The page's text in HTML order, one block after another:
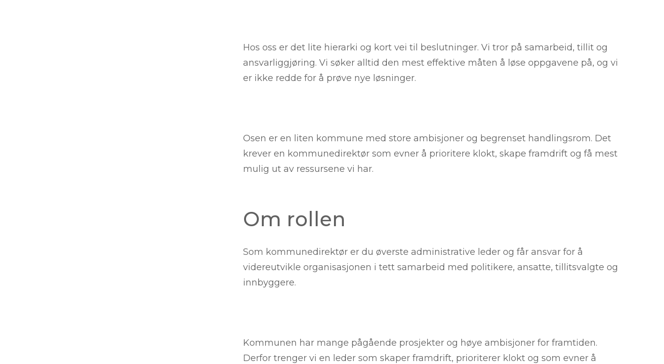
Hos oss er det lite hierarki og kort vei til beslutninger. Vi tror på samarbeid, tillit og
ansvarliggjøring. Vi søker alltid den mest effektive måten å løse oppgavene på, og vi
er ikke redde for å prøve nye løsninger.
Osen er en liten kommune med store ambisjoner og begrenset handlingsrom. Det
krever en kommunedirektør som evner å prioritere klokt, skape framdrift og få mest
mulig ut av ressursene vi har.
Om rollen
Som kommunedirektør er du øverste administrative leder og får ansvar for å
videreutvikle organisasjonen i tett samarbeid med politikere, ansatte, tillitsvalgte og
innbyggere.
Kommunen har mange pågående prosjekter og høye ambisjoner for framtiden.
Derfor trenger vi en leder som skaper framdrift, prioriterer klokt og som evner å